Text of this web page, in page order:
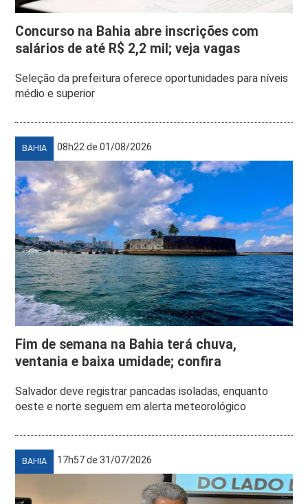
Concurso na Bahia abre inscrições com
salários de até R$ 2,2 mil; veja vagas
Seleção da prefeitura oferece oportunidades para níveis
médio e superior
BAHIA 08h22 de 01/08/2026
Fim de semana na Bahia terá chuva,
ventania e baixa umidade; confira
Salvador deve registrar pancadas isoladas, enquanto
oeste e norte seguem em alerta meteorológico
BAHIA 17h57 de 31/07/2026